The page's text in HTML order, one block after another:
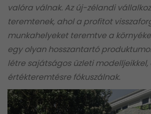
valóra válnak. Az új-zélandi
teremtenek, ahol a profitot
munkahelyeket teremtve a
egy olyan hosszantartó
létre sajátságos üzleti modelljeikkel,
értékteremtésre fókuszálnak.